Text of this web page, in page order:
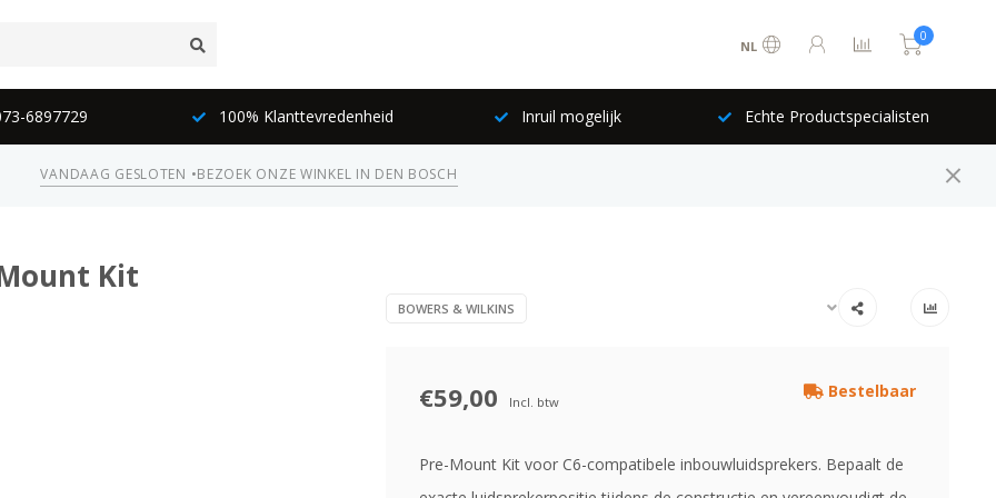
NL
0
Inruil mogelijk Echte Productspecialisten 073-6897729
VANDAAG GESLOTEN •BEZOEK ONZE WINKEL IN DEN BOSCH
Kit
BOWERS & WILKINS
€59,00 Incl. btw
Bestelbaar
Pre-Mount Kit voor C6-compatibele inbouwluidsprekers. Bepaalt de